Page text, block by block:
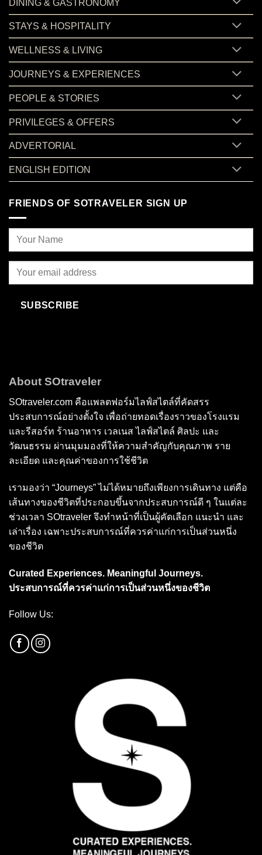
DINING & GASTRONOMY
STAYS & HOSPITALITY
WELLNESS & LIVING
JOURNEYS & EXPERIENCES
PEOPLE & STORIES
PRIVILEGES & OFFERS
ADVERTORIAL
ENGLISH EDITION
FRIENDS OF SOTRAVELER SIGN UP
SUBSCRIBE
About SOtraveler
SOtraveler.com คือแพลตฟอร์มไลฟ์สไตล์ที่คัดสรร
ประสบการณ์อย่างตั้งใจ เพื่อถ่ายทอดเรื่องราวของโรงแรม
และรีสอร์ท ร้านอาหาร เวลเนส ไลฟ์สไตล์ ศิลปะ และ
วัฒนธรรม ผ่านมุมมองที่ให้ความสำคัญกับคุณภาพ ราย
ละเอียด และคุณค่าของการใช้ชีวิต
เรามองว่า “Journeys” ไม่ได้หมายถึงเพียงการเดินทาง แต่คือ
เส้นทางของชีวิตที่ประกอบขึ้นจากประสบการณ์ดี ๆ ในแต่ละ
ช่วงเวลา SOtraveler จึงทำหน้าที่เป็นผู้คัดเลือก แนะนำ และ
เล่าเรื่อง เฉพาะประสบการณ์ที่ควรค่าแก่การเป็นส่วนหนึ่ง
ของชีวิต
Curated Experiences. Meaningful Journeys.
ประสบการณ์ที่ควรค่าแก่การเป็นส่วนหนึ่งของชีวิต
Follow Us: